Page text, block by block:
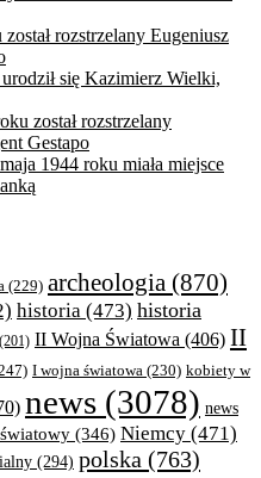
rozstrzelany Eugeniusz
się Kazimierz Wielki,
został rozstrzelany
Gestapo
1944 roku miała miejsce
(229) archeologia (870)
historia (473) historia
(201) II Wojna Światowa (406) II
I wojna światowa (230) kobiety w
news (3078) news
(346) Niemcy (471)
(294) polska (763)